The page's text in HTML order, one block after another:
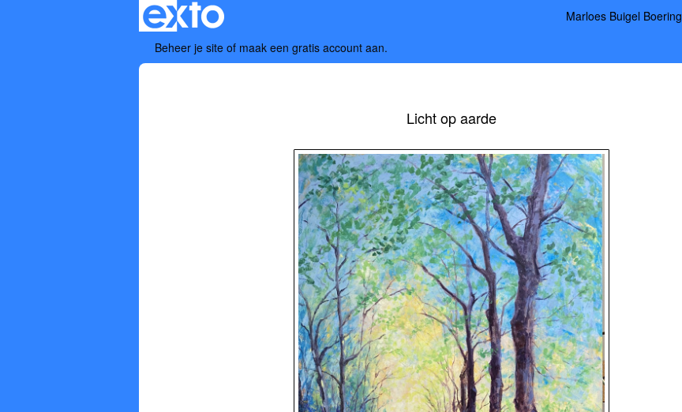
Marloes Buigel Boering
Beheer je site of maak een gratis account aan.
Licht op aarde